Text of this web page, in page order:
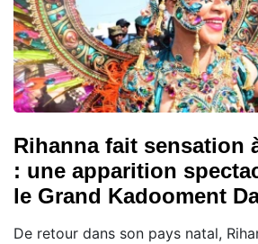
Rihanna fait sensation
: une apparition
le Grand Kadooment
De retour dans son pays natal,